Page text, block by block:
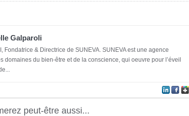
Galparoli
Fondatrice & Directrice de SUNEVA. SUNEVA est une agence
domaines du bien-être et de la conscience, qui oeuvre pour l’éveil
peut-être aussi...